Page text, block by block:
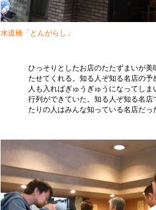
水道橋「とんがらし」
ひっそりとしたお店のたたずまいが美
たせてくれる。知る人ぞ知る名店の予
人も入ればぎゅうぎゅうになってしま
行列ができていた。知る人ぞ知る名店
たりの人はみんな知っている名店だっ